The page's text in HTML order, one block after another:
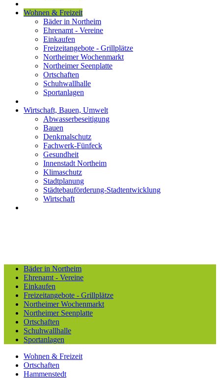
Wohnen & Freizeit
Bäder in Northeim
Ehrenamt - Vereine
Einkaufen
Freizeitangebote - Grillplätze
Northeimer Wochenmarkt
Northeimer Seenplatte
Ortschaften
Schuhwallhalle
Sportanlagen
Wirtschaft, Bauen, Umwelt
Abwasserbeseitigung
Bauen
Denkmalschutz
Fachwerk-Fünfeck
Gesundheit
Innenstadt Northeim
Klimaschutz
Stadtplanung
Städtebauförderung-Stadtentwicklung
Wirtschaft
Bäder in Northeim
Ehrenamt - Vereine
Einkaufen
Freizeitangebote - Grillplätze
Northeimer Wochenmarkt
Northeimer Seenplatte
Ortschaften
Schuhwallhalle
Sportanlagen
Wohnen & Freizeit
Ortschaften
Hammenstedt